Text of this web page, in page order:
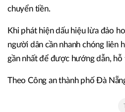
chuyển tiền.
Khi phát hiện dấu hiệu lừa đảo
người dân cần nhanh chóng liên
gần nhất để được hướng dẫn,
Theo Công an thành phố Đà